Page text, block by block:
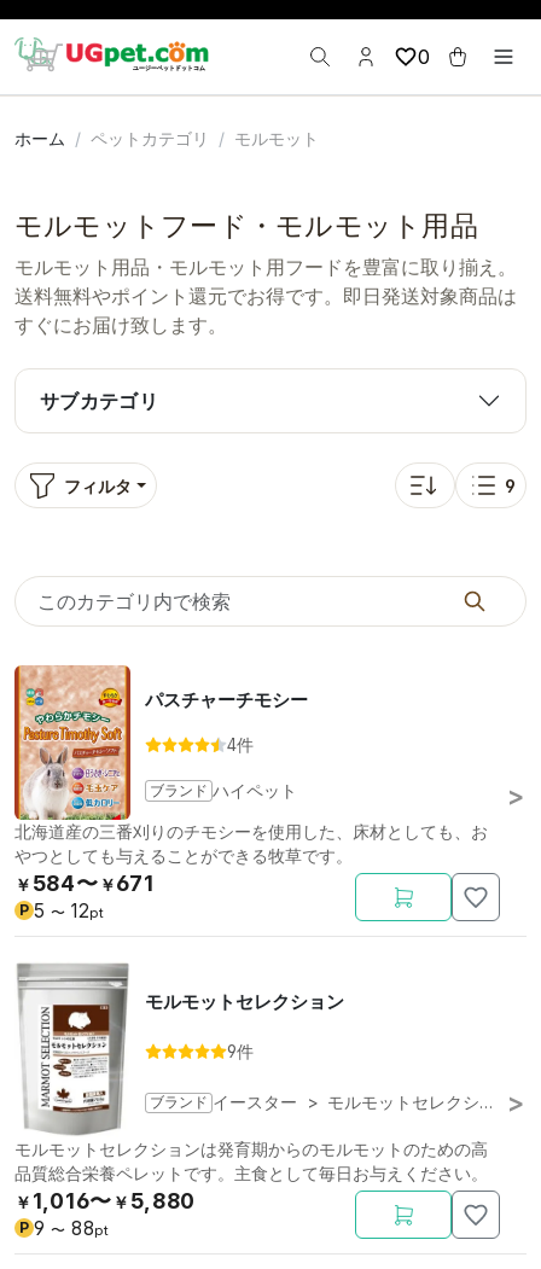
0
ホーム ペットカテゴリ モルモット
モルモットフード・モルモット用品
モルモット用品・モルモット用フードを豊富に取り揃え。
送料無料やポイント還元でお得です。即日発送対象商品は
すぐにお届け致します。
サブカテゴリ
フィルタ
並び替え: 売れ筋
表示
9
パスチャーチモシー
4件
ブランド ハイペット
北海道産の三番刈りのチモシーを使用した、床材としても、お
やつとしても与えることができる牧草です。
￥ 584〜 ￥671
P 5 〜 12pt
モルモットセレクション
9件
ブランド イースター > モルモットセレクション
モルモットセレクションは発育期からのモルモットのための高
品質総合栄養ペレットです。主食として毎日お与えください。
￥ 1,016〜 ￥ 5,880
P 9 〜 88pt